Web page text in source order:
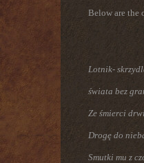
Below are the
Lotnik-
świata bez
Ze śmierci
Drogę do
Smutki mu z